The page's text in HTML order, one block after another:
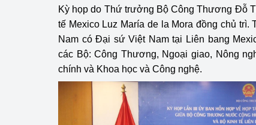
Lịch sử phát triển
Bản tin Thị
Phát triển nguồn
Phát triển bền
Tổ chức kiểm
Kỳ họp do Thứ trưởng Bộ Công Thương Đỗ
tế Mexico Luz María de la Mora đồng chủ trì.
Nam có Đại sứ Việt Nam tại Liên bang
các Bộ: Công Thương, Ngoại giao, Nông
chính và Khoa học và Công nghệ.